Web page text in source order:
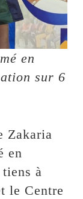
en
sur 6
Zakaria
en
à
le Centre